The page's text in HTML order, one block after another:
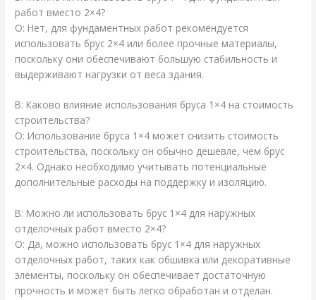
работ вместо 2×4?
О: Нет, для фундаментных работ рекомендуется
использовать брус 2×4 или более прочные материалы,
поскольку они обеспечивают большую стабильность и
выдерживают нагрузки от веса здания.
В: Каково влияние использования бруса 1×4 на стоимость
строительства?
О: Использование бруса 1×4 может снизить стоимость
строительства, поскольку он обычно дешевле, чем брус
2×4. Однако необходимо учитывать потенциальные
дополнительные расходы на поддержку и изоляцию.
В: Можно ли использовать брус 1×4 для наружных
отделочных работ вместо 2×4?
О: Да, можно использовать брус 1×4 для наружных
отделочных работ, таких как обшивка или декоративные
элементы, поскольку он обеспечивает достаточную
прочность и может быть легко обработан и отделан.